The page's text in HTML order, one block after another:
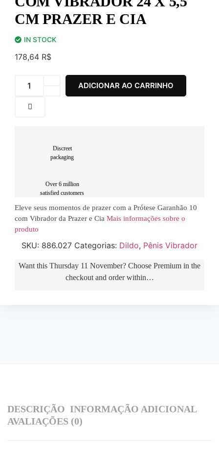
CM PRAZER E CIA
IN STOCK
178,64 R$
Garanhão
com
Vibrador
ADICIONAR AO CARRINHO
Discreet
packaging
Over 6 million
satisfied customers
Eleve seus momentos de prazer com a Prótese Garanhão 10
com Vibrador da Prazer e Cia Mais informações sobre o
produto
SKU: 886.027 Categorias: Dildo, Pênis Vibrador
Want this Thursday 11 November? Choose Premium in the
checkout and order within…
DESCRIÇÃO INFORMAÇÃO ADICIONAL
AVALIAÇÕES (0)